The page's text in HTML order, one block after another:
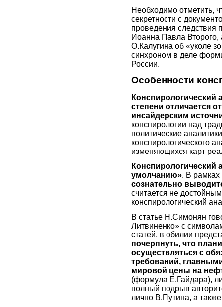
Необходимо отметить,
секретности с
проведения следствия
Иоанна Павла Второго,
О.Калугина об «уколе
синхроном в деле
России.
Особенности
Конспирологический
степени отличается
инсайдерским
конспирологии над
политические
конспирологического
изменяющихся карт
Конспирологический
умолчанию». В
сознательно
считается не
конспирологический
В статье Н.Симонян
Литвиненко» с
статей, в обилии
почерпнуть, что
осуществляться с
требований,
мировой цены на
(формула Е.Гайдара),
полный подрыв
лично В.Путина, а